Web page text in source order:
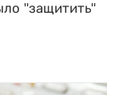
"защитить"